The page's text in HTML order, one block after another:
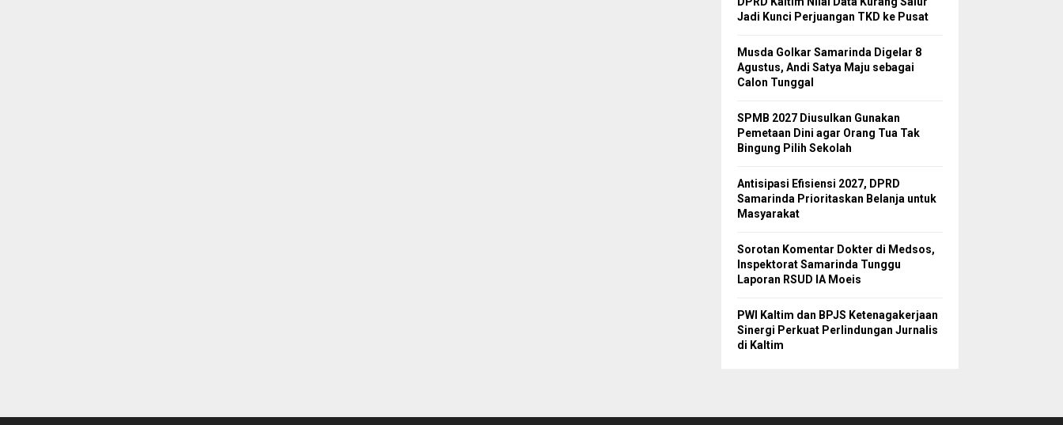
Jadi Kunci Perjuangan TKD ke Pusat
Musda Golkar Samarinda Digelar 8
Agustus, Andi Satya Maju sebagai
Calon Tunggal
SPMB 2027 Diusulkan Gunakan
Pemetaan Dini agar Orang Tua Tak
Bingung Pilih Sekolah
Antisipasi Efisiensi 2027, DPRD
Samarinda Prioritaskan Belanja untuk
Masyarakat
Sorotan Komentar Dokter di Medsos,
Inspektorat Samarinda Tunggu
Laporan RSUD IA Moeis
PWI Kaltim dan BPJS Ketenagakerjaan
Sinergi Perkuat Perlindungan Jurnalis
di Kaltim